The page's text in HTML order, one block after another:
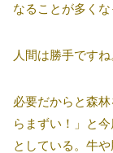
なることが多くな
人間は勝手ですね
必要だからと森
らまずい！」と
としている。牛